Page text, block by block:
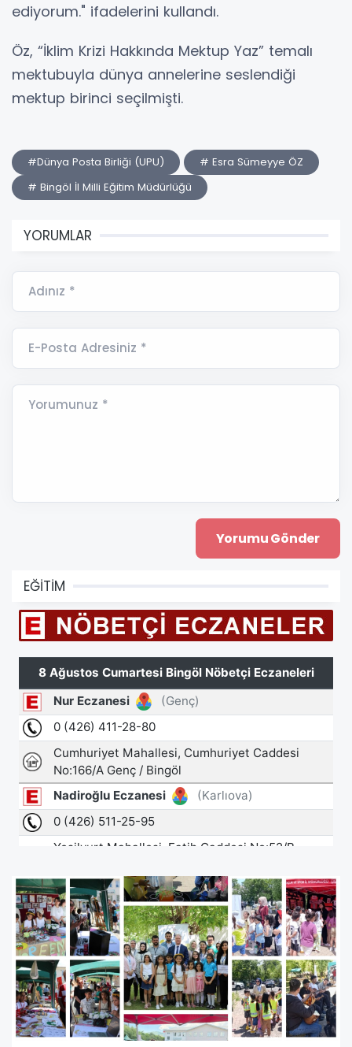
ediyorum." ifadelerini kullandı.
Öz, “İklim Krizi Hakkında Mektup Yaz” temalı
mektubuyla dünya annelerine seslendiği
mektup birinci seçilmişti.
#Dünya Posta Birliği (UPU)
# Esra Sümeyye ÖZ
# Bingöl İl Milli Eğitim Müdürlüğü
YORUMLAR
Adınız *
E-Posta Adresiniz *
Yorumunuz *
EĞİTİM